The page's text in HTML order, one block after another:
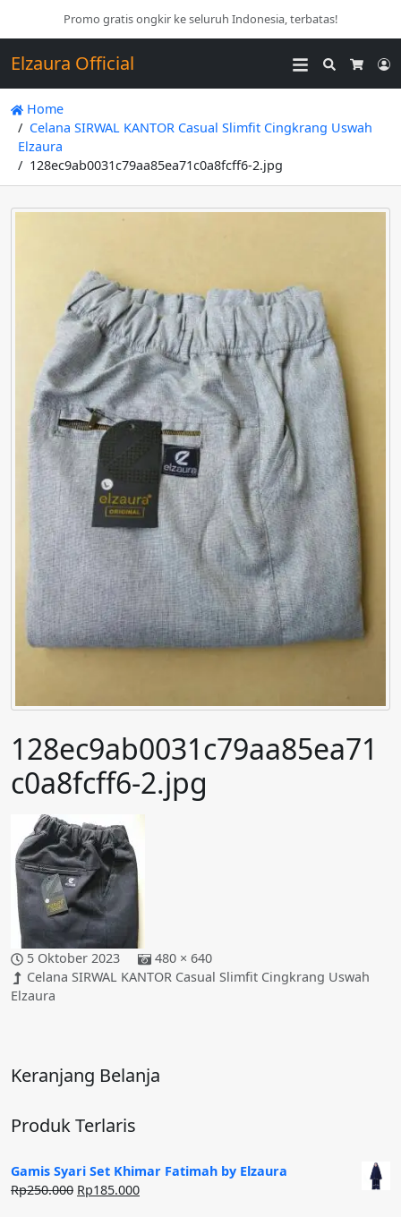
Promo gratis ongkir ke seluruh Indonesia, terbatas!
Elzaura Official
Search
Home
Celana SIRWAL KANTOR Casual Slimfit Cingkrang Uswah
Elzaura
128ec9ab0031c79aa85ea71c0a8fcff6-2.jpg
128ec9ab0031c79aa85ea71
c0a8fcff6-2.jpg
5 Oktober 2023
480 × 640
Celana SIRWAL KANTOR Casual Slimfit Cingkrang Uswah
Elzaura
Keranjang Belanja
Produk Terlaris
Gamis Syari Set Khimar Fatimah by Elzaura
Rp250.000 Harga
Rp185.000Harga